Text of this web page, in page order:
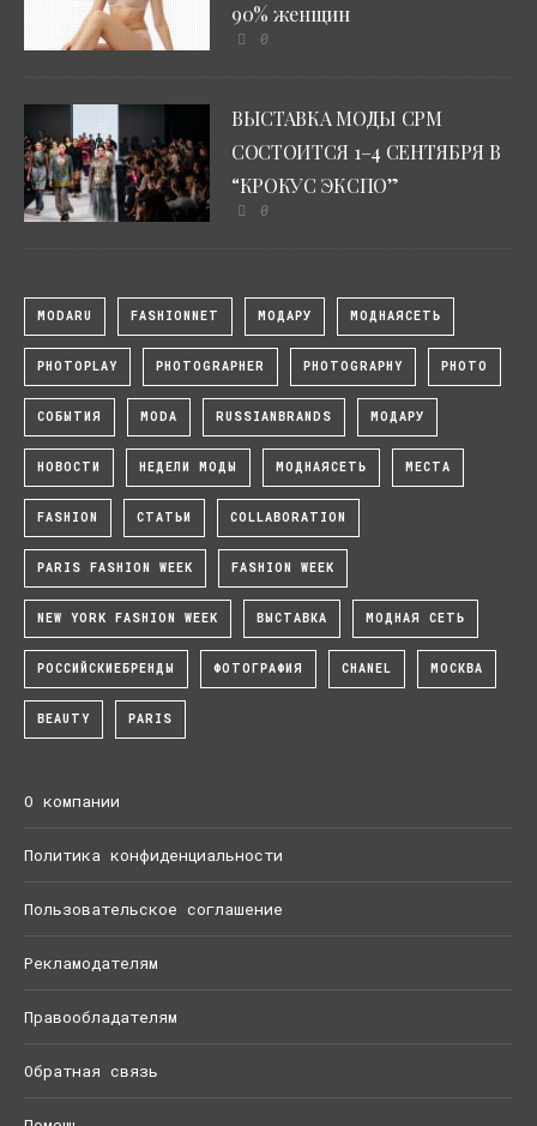
90% женщин
0
ВЫСТАВКА МОДЫ CPM
СОСТОИТСЯ 1–4 СЕНТЯБРЯ В
“КРОКУС ЭКСПО”
0
MODARU FASHIONNET МОДАРУ МОДНАЯСЕТЬ
PHOTOPLAY PHOTOGRAPHER PHOTOGRAPHY PHOTO
СОБЫТИЯ MODA RUSSIANBRANDS МОДАРУ
НОВОСТИ НЕДЕЛИ МОДЫ МОДНАЯСЕТЬ МЕСТА
FASHION СТАТЬИ COLLABORATION
PARIS FASHION WEEK FASHION WEEK
NEW YORK FASHION WEEK ВЫСТАВКА МОДНАЯ СЕТЬ
РОССИЙСКИЕБРЕНДЫ ФОТОГРАФИЯ CHANEL МОСКВА
BEAUTY PARIS
О компании
Политика конфиденциальности
Пользовательское соглашение
Рекламодателям
Правообладателям
Обратная связь